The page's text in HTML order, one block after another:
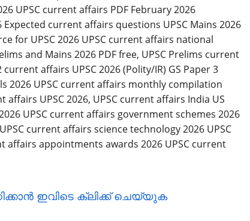
ഇവിടെ ക്ലിക്ക് ചെയ്യുക